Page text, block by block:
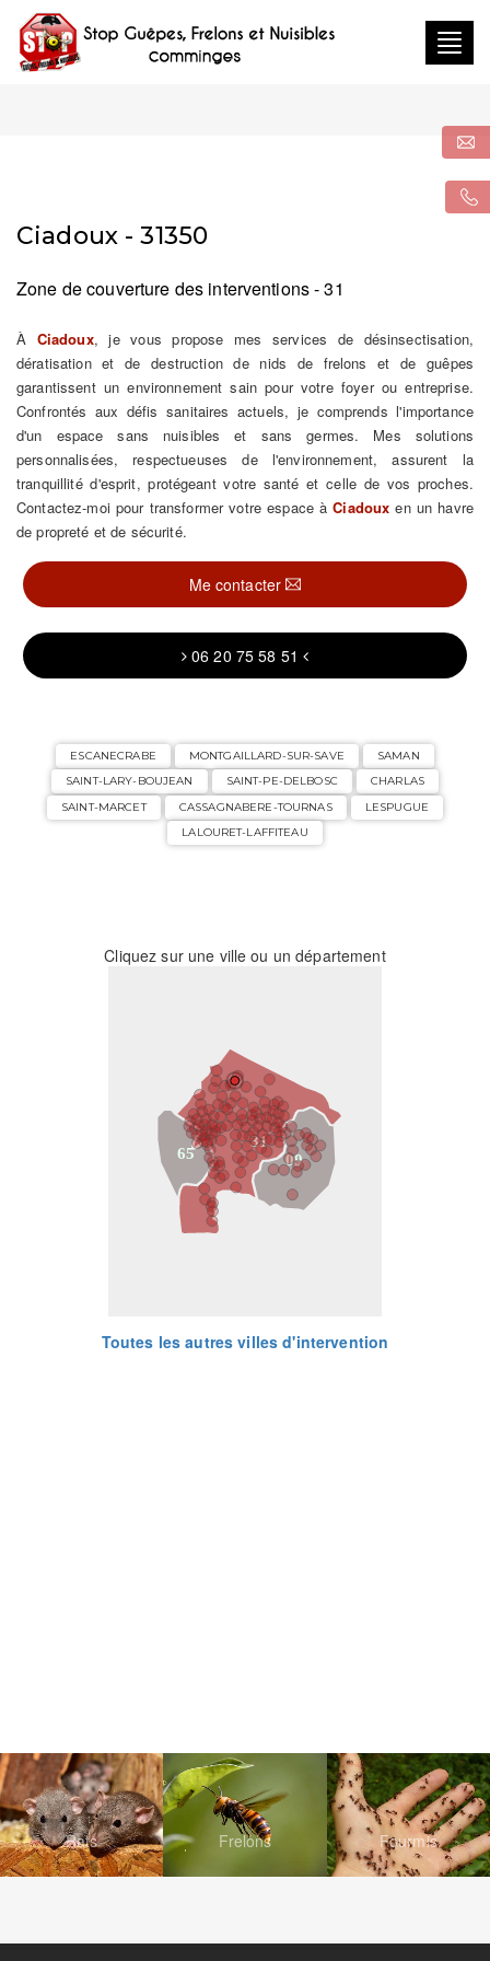
Ciadoux - 31350
Zone de couverture des interventions - 31
À Ciadoux, je vous propose mes services de désinsectisation,
dératisation et de destruction de nids de frelons et de guêpes
garantissent un environnement sain pour votre foyer ou entreprise.
Confrontés aux défis sanitaires actuels, je comprends l'importance
d'un espace sans nuisibles et sans germes. Mes solutions
personnalisées, respectueuses de l'environnement, assurent la
tranquillité d'esprit, protégeant votre santé et celle de vos proches.
Contactez-moi pour transformer votre espace àCiadoux en un havre
de propreté et de sécurité.
Me contacter
06 20 75 58 51
ESCANECRABE MONTGAILLARD-SUR-SAVE
SAMAN
SAINT-LARY-BOUJEAN
SAINT-PE-DELBOSC
CHARLAS
SAINT-MARCET
CASSAGNABERE-TOURNAS
LESPUGUE
LALOURET-LAFFITEAU
Cliquez sur une ville ou un département
31
09
65
Toutes les autres villes d'intervention
Rats Frelons Fourmis